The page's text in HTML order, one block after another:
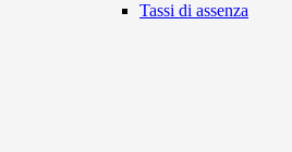
Tassi di assenza